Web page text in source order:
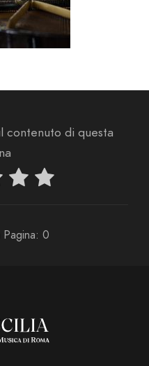
contenuto di questa
0